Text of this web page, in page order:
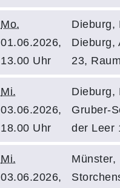
Mo.
01.06.2026,
13.00 Uhr
Dieburg,
Dieburg,
23,
Mi.
03.06.2026,
18.00 Uhr
Dieburg,
Gruber-
der Leer
Mi.
03.06.2026,
Münster,